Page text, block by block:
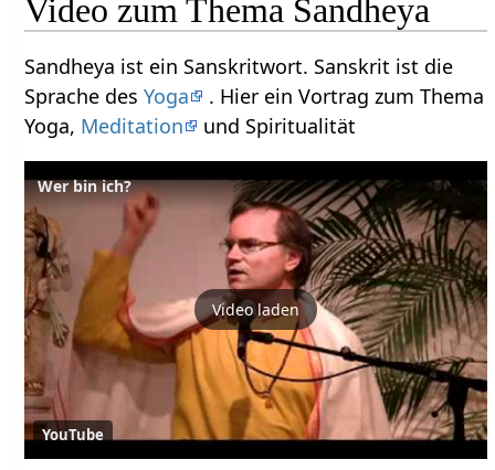
Video zum Thema Sandheya
Sandheya ist ein Sanskritwort. Sanskrit ist die
Sprache desYoga
. Hier ein Vortrag zum Thema
Yoga, Meditation und Spiritualität
Wer bin ich?
Video laden
YouTube